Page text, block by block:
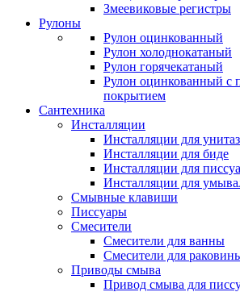
Змеевиковые регистры
Рулоны
Рулон оцинкованный
Рулон холоднокатаный
Рулон горячекатаный
Рулон оцинкованный с
покрытием
Сантехника
Инсталляции
Инсталляции для
Инсталляции для биде
Инсталляции для
Инсталляции для
Смывные клавиши
Писсуары
Смесители
Смесители для ванны
Смесители для
Приводы смыва
Привод смыва для